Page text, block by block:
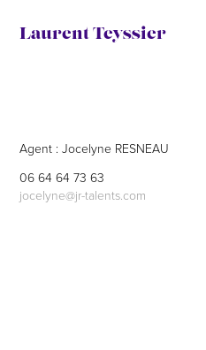
Laurent Teyssier
Agent : Jocelyne RESNEAU
06 64 64 73 63
jocelyne@jr-talents.com